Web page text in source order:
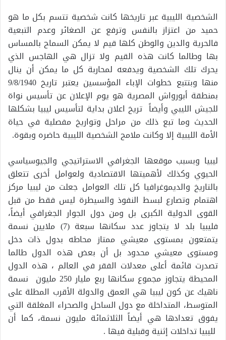
الشخصية الليبية عبر تاريخها كانت شخصية تتسم بكل ما هو
حميد من اعتزاز بالنفس وترفع عن الصغائر وعدم التبعية
فالحرية والدين والوطن كلها قيم لا يمكن السماح بالمساس
بها وطالما كانت هذه القيم ولا تزال هي الهاجس الذي
يحرك تلك الشخصية ويدفعه لمحاربة كل ما يمكن أن ينال
منها وبتتبع خطوات الإباء المؤسسين يعتبر تاريخ 9/8/1940
بمنطقة أبورواش المصرية هو يوم الإعلان عن تأسيس نواة
للجيش الليبي وأيضاً تريخ اعلان بداية لتأسيس ليبيا بشكلها
الحديث وما تبع ذلك من مراحل وتواريخ مفصلية في حياة
الأمة الليبية إلا وكانت ملامح الشخصية الليبية حاضره وبقوة.
ليبيا وبسبب موقعها الجغرافي الاستراتيجي والجيوسياسي
الحيوي وكذلك لأهميتها الاقتصادية ولعوامل أخرى تتعلق
بالتاريخ والديموغرافيا كل تلك العوامل جعلت من ليبيا مركز
اهتمام وتصارع لبسط النفوذ والسيطرة ليس فقط من قبل
القوى الدولية الكبرى بل ومن دول الجوار الجغرافي أيضاً،
فليبيا بلد لا يتجاوز عدد سكانها سبعة (7) ملايين نسمة
يتمتعون بمستوى معيشي ممتاز محاطه بدول ذات دخل
ومستوى معيشي محدود بل أن بعض هذه الدول طالما
تصدرت قائمة أعلى معدلات الفقر في العالم ، هذه الدول
المحيطة يتجاوز مجموع سكانها ربع مليار 250 مليون نسمة
ناهيك عن كون ليبيا هي العمق والدولة الأقرب المطلة على
المتوسط، المتداخلة مع دول الساحل والصحراء المغلقة التي
يفوق تعدادها هي أيضاً الثلاثمائة مليون نسمة، كما أن
لليبيا تداخلات إثنية وقبلية فيها .